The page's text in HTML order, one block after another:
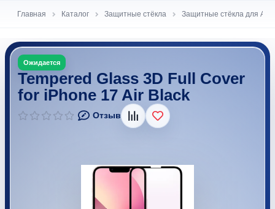
Главная Каталог Защитные стёкла Защитные стёкла для
Tempered Glass 3D Full Cover
for iPhone 17 Air Black
Отзыв В избранное